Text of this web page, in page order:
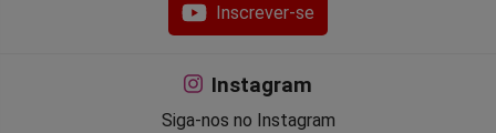
Inscrever-se
Instagram
Siga-nos no Instagram